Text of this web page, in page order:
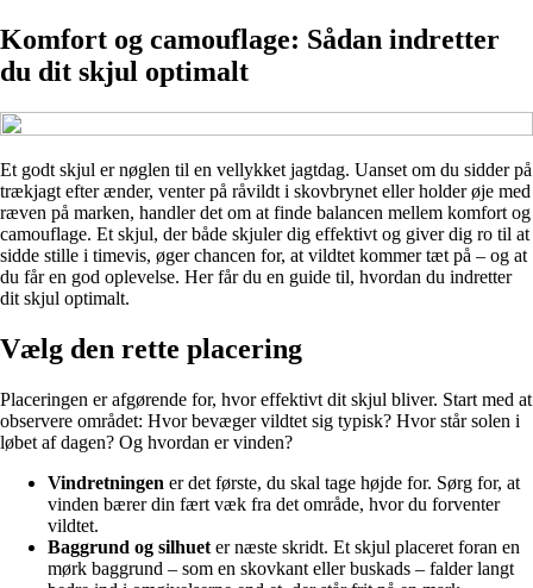
Komfort og camouflage: Sådan indretter
du dit skjul optimalt
Et godt skjul er nøglen til en vellykket jagtdag. Uanset om du sidder på
trækjagt efter ænder, venter på råvildt i skovbrynet eller holder øje med
ræven på marken, handler det om at finde balancen mellem komfort og
camouflage. Et skjul, der både skjuler dig effektivt og giver dig ro til at
sidde stille i timevis, øger chancen for, at vildtet kommer tæt på – og at
du får en god oplevelse. Her får du en guide til, hvordan du indretter
dit skjul optimalt.
Vælg den rette placering
Placeringen er afgørende for, hvor effektivt dit skjul bliver. Start med at
observere området: Hvor bevæger vildtet sig typisk? Hvor står solen i
løbet af dagen? Og hvordan er vinden?
Vindretningen er det første, du skal tage højde for. Sørg for, at
vinden bærer din fært væk fra det område, hvor du forventer
vildtet.
Baggrund og silhuet er næste skridt. Et skjul placeret foran en
mørk baggrund – som en skovkant eller buskads – falder langt